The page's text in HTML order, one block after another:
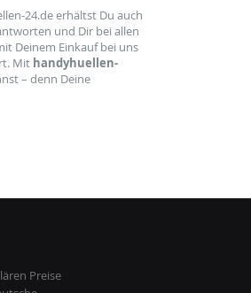
24.de erhältst Du auch
und Dir bei allen
Deinem Einkauf bei uns
Mit handyhuellen-
– denn Deine
Preise